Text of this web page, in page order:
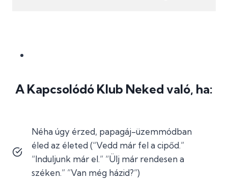
A Kapcsolódó Klub Neked való, ha:
Néha úgy érzed, papagáj-üzemmódban
éled az életed (“Vedd már fel a cipőd.”
“Induljunk már el.” “Ülj már rendesen a
széken.” ”Van még házid?”)